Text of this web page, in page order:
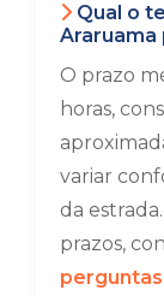
Qual o
Araruama
O prazo
horas,
variar
da
prazos,